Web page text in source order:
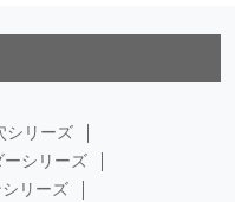
シリーズ
ーシリーズ
リーズ